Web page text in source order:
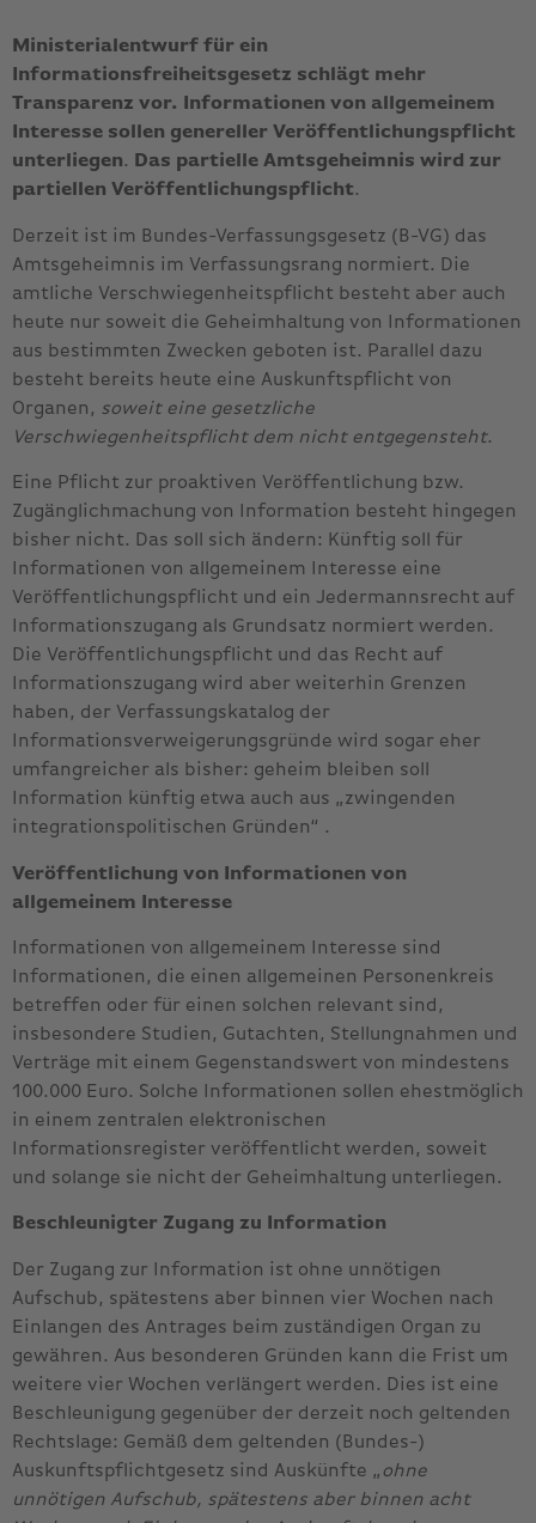
Ministerialentwurf für ein
Informationsfreiheitsgesetz schlägt mehr
Transparenz vor. Informationen von allgemeinem
Interesse sollen genereller Veröffentlichungspflicht
unterliegen. Das partielle Amtsgeheimnis wird zur
partiellen Veröffentlichungspflicht.
Derzeit ist im Bundes-Verfassungsgesetz (B-VG) das
Amtsgeheimnis im Verfassungsrang normiert. Die
amtliche Verschwiegenheitspflicht besteht aber auch
heute nur soweit die Geheimhaltung von Informationen
aus bestimmten Zwecken geboten ist. Parallel dazu
besteht bereits heute eine Auskunftspflicht von
Organen, soweit eine gesetzliche
Verschwiegenheitspflicht dem nicht entgegensteht.
Eine Pflicht zur proaktiven Veröffentlichung bzw.
Zugänglichmachung von Information besteht hingegen
bisher nicht. Das soll sich ändern: Künftig soll für
Informationen von allgemeinem Interesse eine
Veröffentlichungspflicht und ein Jedermannsrecht auf
Informationszugang als Grundsatz normiert werden.
Die Veröffentlichungspflicht und das Recht auf
Informationszugang wird aber weiterhin Grenzen
haben, der Verfassungskatalog der
Informationsverweigerungsgründe wird sogar eher
umfangreicher als bisher: geheim bleiben soll
Information künftig etwa auch aus „zwingenden
integrationspolitischen Gründen“ .
Veröffentlichung von Informationen von
allgemeinem Interesse
Informationen von allgemeinem Interesse sind
Informationen, die einen allgemeinen Personenkreis
betreffen oder für einen solchen relevant sind,
insbesondere Studien, Gutachten, Stellungnahmen und
Verträge mit einem Gegenstandswert von mindestens
100.000 Euro. Solche Informationen sollen ehestmöglich
in einem zentralen elektronischen
Informationsregister veröffentlicht werden, soweit
und solange sie nicht der Geheimhaltung unterliegen.
Beschleunigter Zugang zu Information
Der Zugang zur Information ist ohne unnötigen
Aufschub, spätestens aber binnen vier Wochen nach
Einlangen des Antrages beim zuständigen Organ zu
gewähren. Aus besonderen Gründen kann die Frist um
weitere vier Wochen verlängert werden. Dies ist eine
Beschleunigung gegenüber der derzeit noch geltenden
Rechtslage: Gemäß dem geltenden (Bundes-)
Auskunftspflichtgesetz sind Auskünfte „ohne
unnötigen Aufschub, spätestens aber binnen acht